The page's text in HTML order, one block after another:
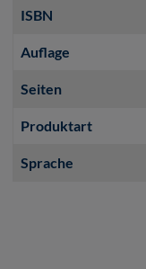
ISBN
Auflage
Seiten
Produktart
Sprache